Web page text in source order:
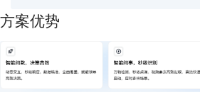
方案优势